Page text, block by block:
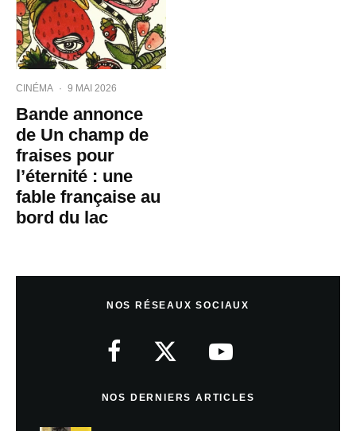
CINÉMA · 9 MAI 2026
Bande annonce
de Un champ de
fraises pour
l’éternité : une
fable française au
bord du lac
NOS RÉSEAUX SOCIAUX
NOS DERNIERS ARTICLES